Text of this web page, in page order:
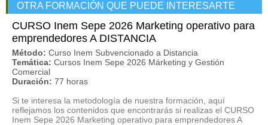
OTRA FORMACIÓN QUE PUEDE INTERESARTE
CURSO Inem Sepe 2026 Marketing operativo para
emprendedores A DISTANCIA
Método: Curso Inem Subvencionado a Distancia
Temática: Cursos Inem Sepe 2026 Márketing y Gestión
Comercial
Duración: 77 horas
Si te interesa la metodología de nuestra formación, aquí
reflejamos los contenidos que encontrarás si realizas el CURSO
Inem Sepe 2026 Marketing operativo para emprendedores A